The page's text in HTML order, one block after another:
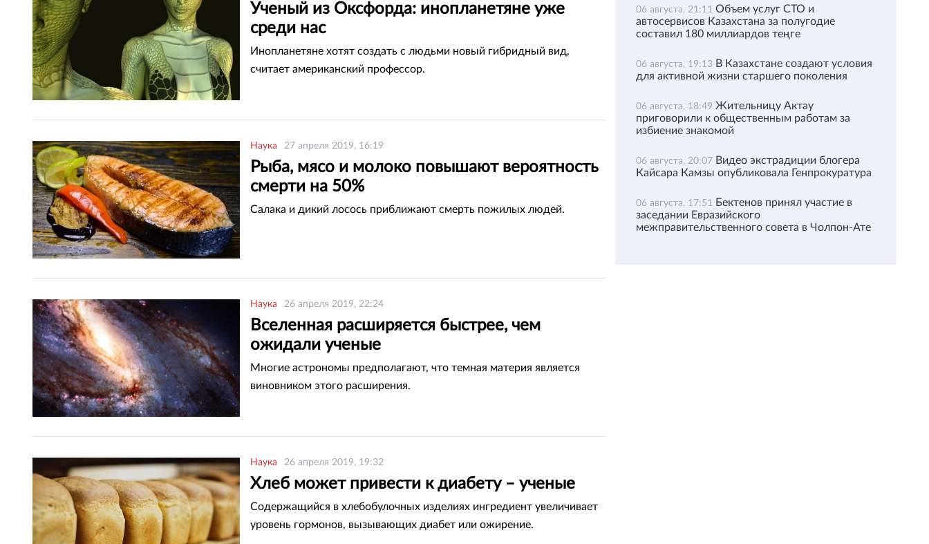
Ученый из Оксфорда: инопланетяне уже
среди нас
Инопланетяне хотят создать с людьми новый гибридный вид,
считает американский профессор.
Наука 27 апреля 2019, 16:19
Рыба, мясо и молоко повышают вероятность
смерти на 50%
Салака и дикий лосось приближают смерть пожилых людей.
Наука 26 апреля 2019, 22:24
Вселенная расширяется быстрее, чем
ожидали ученые
Многие астрономы предполагают, что темная материя является
виновником этого расширения.
Наука 26 апреля 2019, 19:32
Хлеб может привести к диабету – ученые
Содержащийся в хлебобулочных изделиях ингредиент увеличивает
уровень гормонов, вызывающих диабет или ожирение.
06 августа, 21:11 Объем услуг СТО и
автосервисов Казахстана за полугодие
составил 180 миллиардов теңге
06 августа, 19:13 В Казахстане создают условия
для активной жизни старшего поколения
06 августа, 18:49 Жительницу Актау
приговорили к общественным работам за
избиение знакомой
06 августа, 20:07 Видео экстрадиции блогера
Кайсара Камзы опубликовала Генпрокуратура
06 августа, 17:51 Бектенов принял участие в
заседании Евразийского
межправительственного совета в Чолпон-Ате